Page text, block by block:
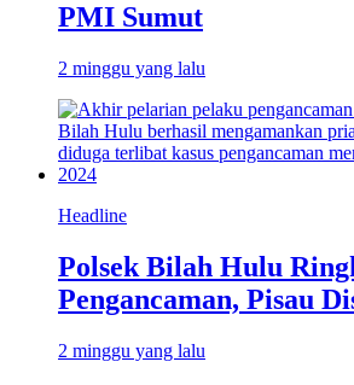
PMI Sumut
2 minggu yang lalu
Headline
Polsek Bilah Hulu
Pengancaman, Pisau
2 minggu yang lalu